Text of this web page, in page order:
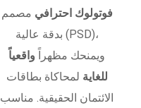
فوتولوك احترافي مصمم
بدقة عالية (PSD)،
ويمنحك مظهراً واقعياً
للغاية لمحاكاة بطاقات
الائتمان الحقيقية. مناسب